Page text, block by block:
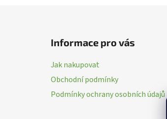
Informace pro vás
Jak nakupovat
Obchodní podmínky
Podmínky ochrany osobních údajů